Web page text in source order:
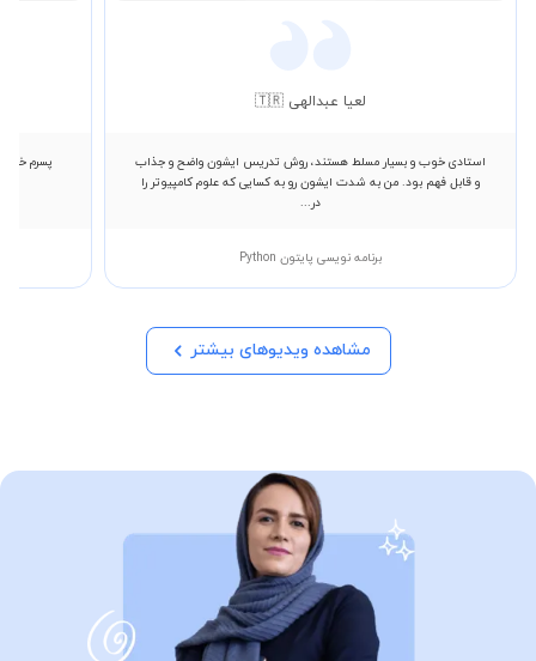
لعیا عبدالهی 🇹🇷
استادی خوب و بسیار مسلط هستند، روش تدریس ایشون واضح و جذاب
و قابل فهم بود. من به شدت ایشون رو به کسایی که علوم کامپیوتر را
در...
برنامه نویسی پایتون Python
پسرم
مشاهده ویدیوهای بیشتر